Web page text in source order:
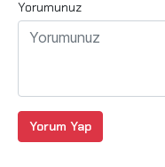
Yorumunuz
Yorum Yap